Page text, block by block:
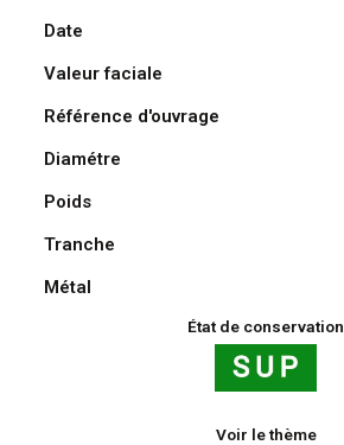
Clovis
Argent
Date
Valeur faciale
Référence d'ouvrage
Diamétre
Poids
Tranche
Métal
État de conservation
Voir le thème